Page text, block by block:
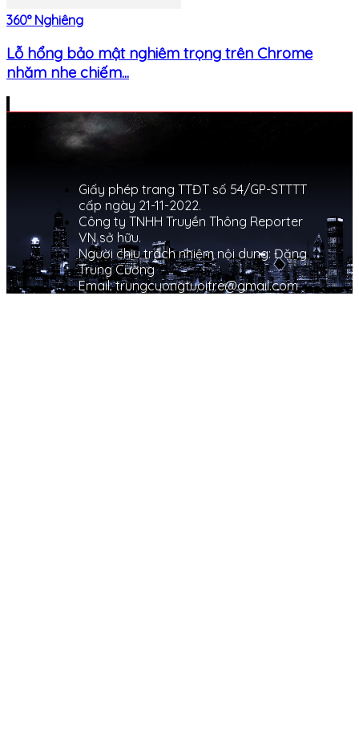
360° Nghiêng
Lỗ hổng bảo mật nghiêm trọng trên Chrome
nhăm nhe chiếm...
Giấy phép trang TTĐT số 54/GP-STTTT
cấp ngày 21-11-2022.
Công ty TNHH Truyền Thông Reporter
VN sở hữu.
Người chịu trách nhiệm nội dung: Đặng
Trung Cường
Email: trungcuongtuoitre@gmail.com